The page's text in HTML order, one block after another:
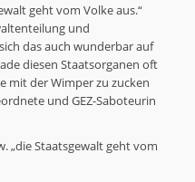
geht vom Volke aus.“
und
das auch wunderbar auf
diesen Staatsorganen oft
mit der Wimper zu zucken
und GEZ-Saboteurin
„die Staatsgewalt geht vom